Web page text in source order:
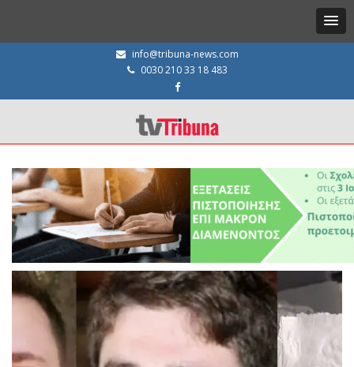
info@tribuna-news.com
0030 210 33 18 483